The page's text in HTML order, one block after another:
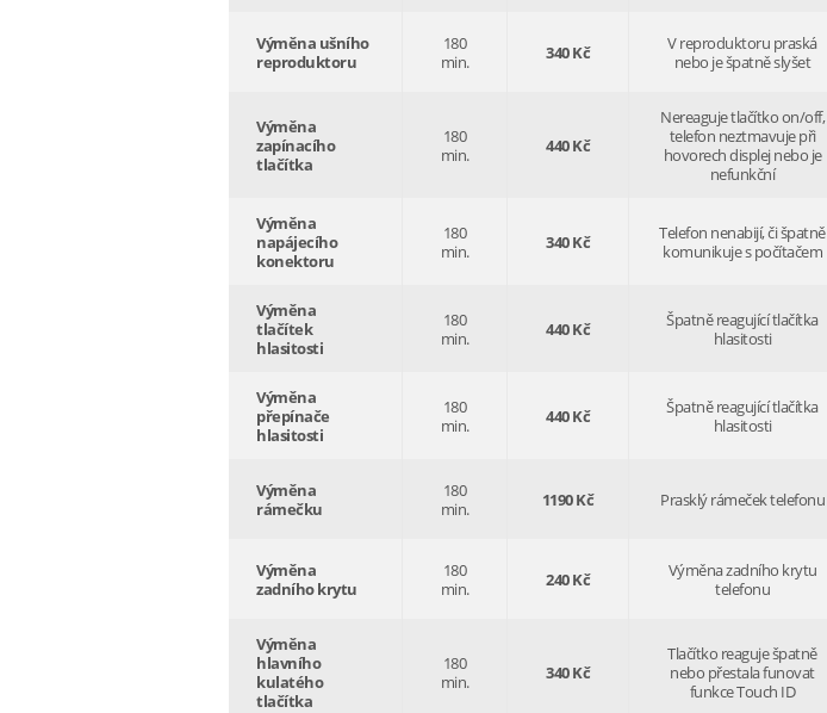
Výměna ušního
reproduktoru
180
min.
340 Kč
V reproduktoru praská
nebo je špatně slyšet
Výměna
zapínacího
tlačítka
180
min.
440 Kč
Nereaguje tlačítko on/off,
telefon neztmavuje při
hovorech displej nebo je
nefunkční
Výměna
napájecího
konektoru
180
min.
340 Kč
Telefon nenabijí, či špatně
komunikuje s počítačem
Výměna
tlačítek
hlasitosti
180
min.
440 Kč
Špatně reagující tlačítka
hlasitosti
Výměna
přepínače
hlasitosti
180
min.
440 Kč
Špatně reagující tlačítka
hlasitosti
Výměna
rámečku
180
min.
1190 Kč Prasklý rámeček telefonu
Výměna
zadního krytu
180
min.
240 Kč
Výměna zadního krytu
telefonu
Výměna
hlavního
kulatého
tlačítka
180
min.
340 Kč
Tlačítko reaguje špatně
nebo přestala funovat
funkce Touch ID